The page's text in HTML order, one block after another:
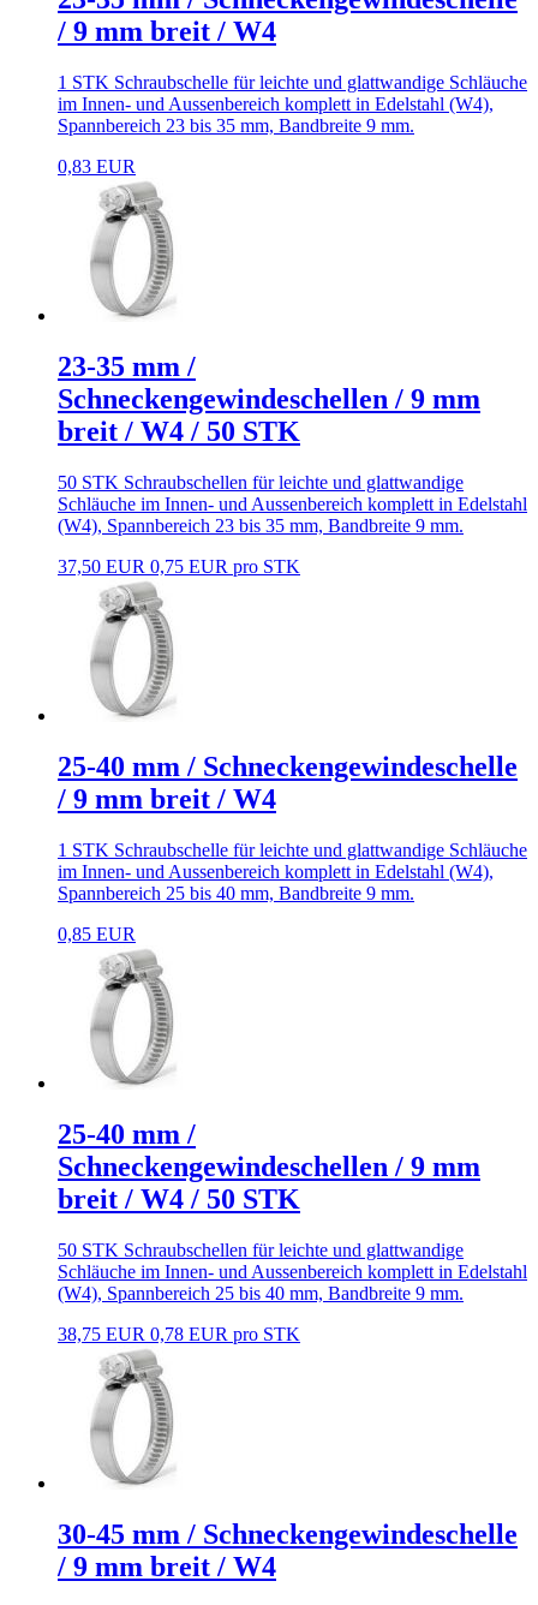
/ 9 mm breit / W4
1 STK Schraubschelle für leichte und glattwandige Schläuche
im Innen- und Aussenbereich komplett in Edelstahl (W4),
Spannbereich 23 bis 35 mm, Bandbreite 9 mm.
0,83 EUR
23-35 mm /
Schneckengewindeschellen / 9 mm
breit / W4 / 50 STK
50 STK Schraubschellen für leichte und glattwandige
Schläuche im Innen- und Aussenbereich komplett in Edelstahl
(W4), Spannbereich 23 bis 35 mm, Bandbreite 9 mm.
37,50 EUR 0,75 EUR pro STK
25-40 mm / Schneckengewindeschelle
/ 9 mm breit / W4
1 STK Schraubschelle für leichte und glattwandige Schläuche
im Innen- und Aussenbereich komplett in Edelstahl (W4),
Spannbereich 25 bis 40 mm, Bandbreite 9 mm.
0,85 EUR
25-40 mm /
Schneckengewindeschellen / 9 mm
breit / W4 / 50 STK
50 STK Schraubschellen für leichte und glattwandige
Schläuche im Innen- und Aussenbereich komplett in Edelstahl
(W4), Spannbereich 25 bis 40 mm, Bandbreite 9 mm.
38,75 EUR 0,78 EUR pro STK
30-45 mm / Schneckengewindeschelle
/ 9 mm breit / W4